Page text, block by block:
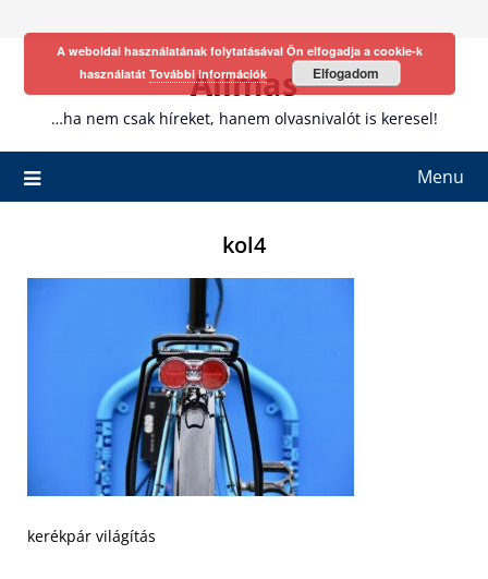
Allmas
…ha nem csak híreket, hanem olvasnivalót is keresel!
Menu
kol4
kerékpár világítás
A weboldal használatának folytatásával Ön elfogadja a cookie-k
használatát További információk Elfogadom